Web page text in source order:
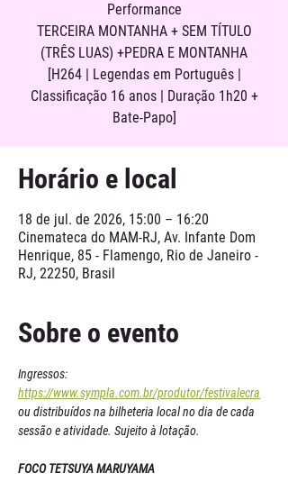
Performance
TERCEIRA MONTANHA + SEM TÍTULO
(TRÊS LUAS) +PEDRA E MONTANHA
[H264 | Legendas em Português |
Classificação 16 anos | Duração 1h20 +
Bate-Papo]
Horário e local
18 de jul. de 2026, 15:00 – 16:20
Cinemateca do MAM-RJ, Av. Infante Dom
Henrique, 85 - Flamengo, Rio de Janeiro -
RJ, 22250, Brasil
Sobre o evento
Ingressos:
https://www.sympla.com.br/produtor/festivalecra
ou distribuídos na bilheteria local no dia de cada
sessão e atividade. Sujeito à lotação.
FOCO TETSUYA MARUYAMA